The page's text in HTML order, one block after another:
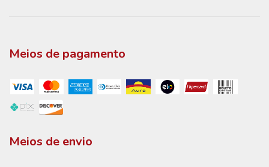
Meios de pagamento
Meios de envio